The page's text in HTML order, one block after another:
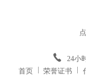
24小
首页 荣誉证书